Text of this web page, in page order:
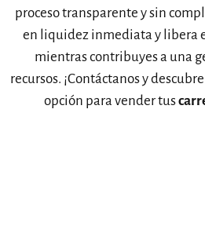
proceso transparente y sin
en liquidez inmediata y libera
mientras contribuyes a una
recursos. ¡Contáctanos y
opción para vender tus